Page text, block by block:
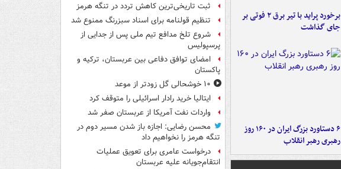
برخورد پراید با تیر برق ۲ فوتی بر
جای گذاشت
۶ دستاورد بزرگ ایران در ۱۶۰ روز
رهبری رهبر انقلاب
ثبت تاریخی‌ترین کاهش تردد در تنگه هرمز
تنظیم قولنامه برای اسناد سبزرنگ ممنوع شد
شروع تلخ مدافع تیم ملی پس از جدایی از
پرسپولیس
امضای توافق دفاعی بین عربستان، ترکیه و
پاکستان
۱۰ خوشحالی گل زودتر از موعد
ایتالیا خرید رادار اسرائیلی را متوقف کرد
واردات نفت آمریکا از عربستان صفر شد
محسن رضایی: اجازه باز شدن مسیر دوم در
تنگه هرمز را نخواهیم داد
درخواست عامری برای تعویق عملیات
انتقام‌جویانه علیه عربستان